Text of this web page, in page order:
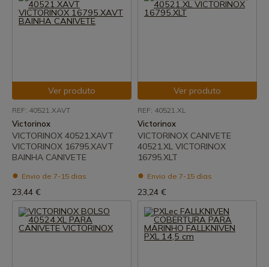
Ver produto
REF: 40521.XAVT
Victorinox
VICTORINOX 40521.XAVT
VICTORINOX 16795.XAVT
BAINHA CANIVETE
Envio de 7-15 dias
23,44 €
Ver produto
REF: 40521.XL
Victorinox
VICTORINOX CANIVETE
40521.XL VICTORINOX
16795.XLT
Envio de 7-15 dias
23,24 €